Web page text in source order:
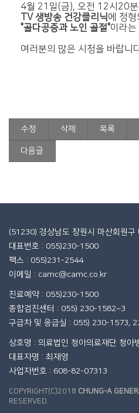
4월 21일(금), 오전 12시20분
TV 생방송 건강클리닉에 정형
"골다공증과 노인 골절"이라는
여러분의 많은 시청을 바랍니
수정 삭제 목록
다음글
(51230) 경상남도 창원시 마산회원구
대표번호 : 055)230-1500
팩스 : 055)231-2544
이메일 : camc@camc.co.kr
진료예약 : 055)230-1500
종합검진센터 : 055) 230-1582~3
구급차 및 응급실 : 055) 230-1573,
상호명 : 의료법인 청아의료재단 청아
대표자명 : 최재영
사업자번호 : 608-82-07313
COPYRIGHT(C)2018 CHUNG-A
RESERVED.